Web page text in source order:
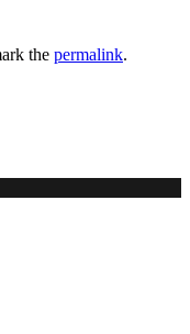
the permalink.